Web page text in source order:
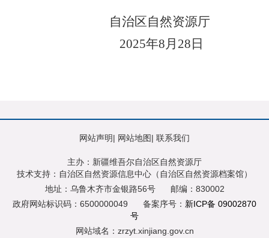
自治区自然资源厅
2025年8月 28 日
网站声明| 网站地图| 联系我们
主办：新疆维吾尔自治区自然资源厅
技术支持：自治区自然资源信息中心（自治区自然资源档案馆）
地址：乌鲁木齐市金银路56号
邮编：830002
政府网站标识码：6500000049
备案序号： 新ICP备 09002870
号
网站域名：zrzyt.xinjiang.gov.cn